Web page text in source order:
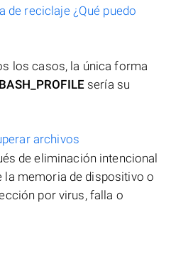
de reciclaje ¿Qué puedo
los casos, la única forma
sería su
archivos
de eliminación intencional
la memoria de dispositivo o
por virus, falla o